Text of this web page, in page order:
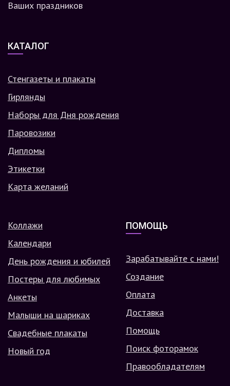
Ваших праздников
КАТАЛОГ
Стенгазеты и плакаты
Гирлянды
Наборы для Дня рождения
Паровозики
Дипломы
Этикетки
Карта желаний
Коллажи
Календари
День рождения и юбилей
Постеры для любимых
Анкеты
Малыши на шариках
Свадебные плакаты
Новый год
ПОМОЩЬ
Зарабатывайте с нами!
Создание
Оплата
Доставка
Помощь
Поиск фоторамок
Правообладателям